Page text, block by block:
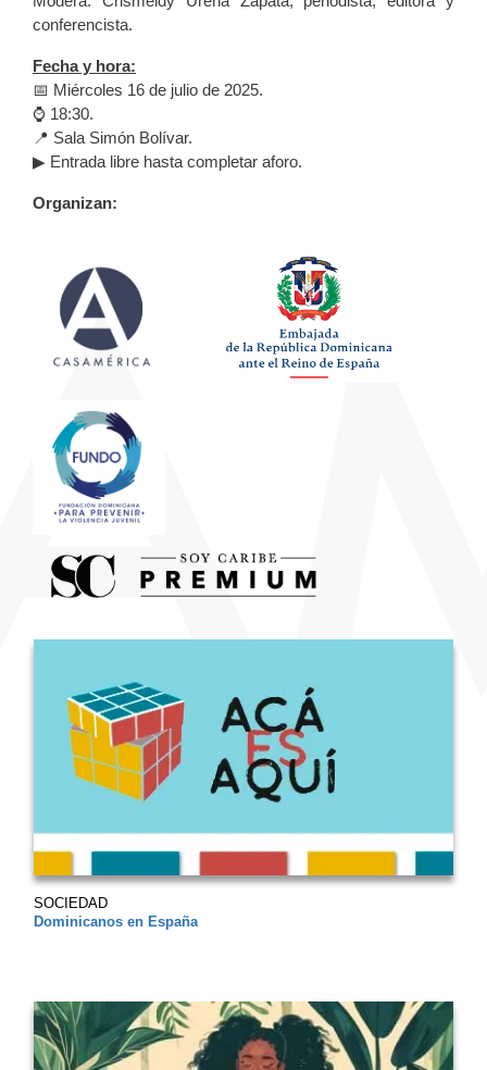
conferencista.
Fecha y hora:
📅 Miércoles 16 de julio de 2025.
⌚ 18:30.
📍 Sala Simón Bolívar.
▶ Entrada libre hasta completar aforo.
Organizan:
SOCIEDAD
Dominicanos en España